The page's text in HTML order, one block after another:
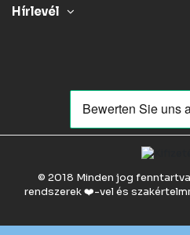
Hírlevél
© 2018 Minden jog
rendszerek ❤️-vel és